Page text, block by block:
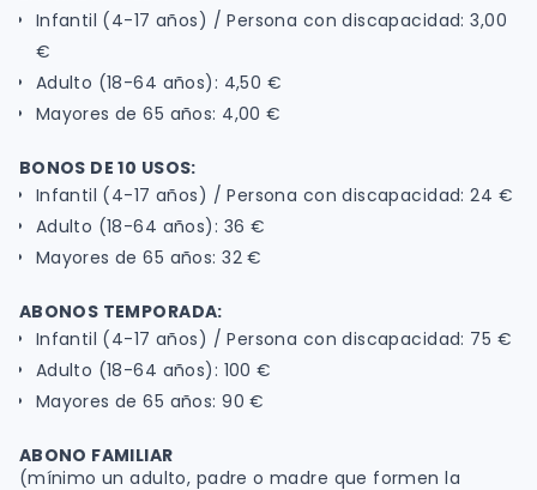
Infantil (4-17 años) / Persona con discapacidad: 3,00
€
Adulto (18-64 años): 4,50 €
Mayores de 65 años: 4,00 €
BONOS DE 10 USOS:
Infantil (4-17 años) / Persona con discapacidad: 24 €
Adulto (18-64 años): 36 €
Mayores de 65 años: 32 €
ABONOS TEMPORADA:
Infantil (4-17 años) / Persona con discapacidad: 75 €
Adulto (18-64 años): 100 €
Mayores de 65 años: 90 €
ABONO FAMILIAR
(mínimo un adulto, padre o madre que formen la